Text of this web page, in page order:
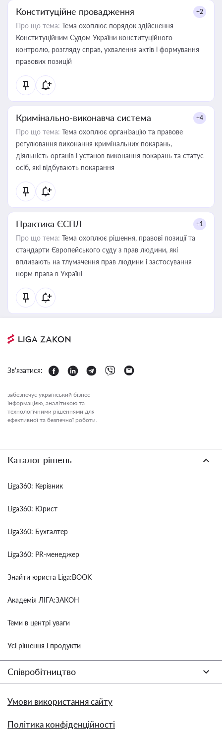
Конституційне провадження +2
Про що тема: Тема охоплює порядок здійснення
Конституційним Судом України конституційного
контролю, розгляду справ, ухвалення актів і формування
правових позицій
Кримінально-виконавча система +4
Про що тема: Тема охоплює організацію та правове
регулювання виконання кримінальних покарань,
діяльність органів і установ виконання покарань та статус
осіб, які відбувають покарання
Практика ЄСПЛ +1
Про що тема: Тема охоплює рішення, правові позиції та
стандарти Європейського суду з прав людини, які
впливають на тлумачення прав людини і застосування
норм права в Україні
Зв'язатися:
забезпечує український бізнес
інформацією, аналітикою та
технологічними рішеннями для
ефективної та безпечної роботи.
Каталог рішень
Liga360: Керівник
Liga360: Юрист
Liga360: Бухгалтер
Liga360: PR-менеджер
Знайти юриста Liga:BOOK
Академія ЛІГА:ЗАКОН
Теми в центрі уваги
Усі рішення і продукти
Співробітництво
Умови використання сайту
Політика конфіденційності